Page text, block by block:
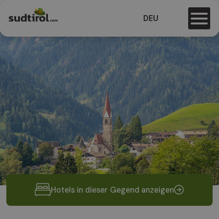
DEU
Hotels in dieser Gegend anzeigen